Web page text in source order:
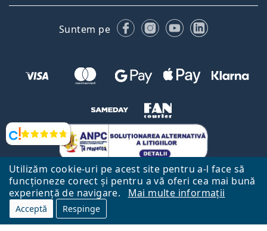
Utilizăm cookie-uri pe acest site pentru a-l face să
funcționeze corect și pentru a vă oferi cea mai bună
experiență de navigare.
Mai multe informații
Acceptă Respinge
Opinii
Suntem pe FacebookInstagram
YouTubeLinkedIn
Către Pagina Principală Mai sus